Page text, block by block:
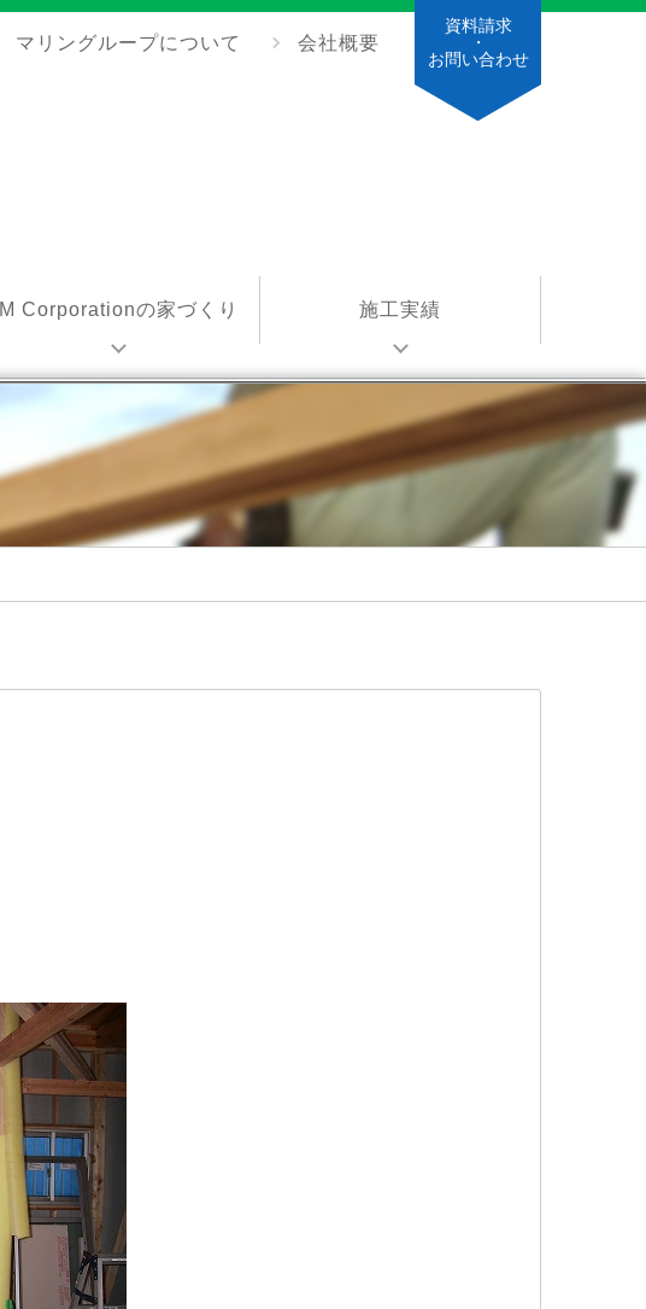
資料請求
・
お問い合わせ
マリングループについて 会社概要
M Corporationの家づくり 施工実績